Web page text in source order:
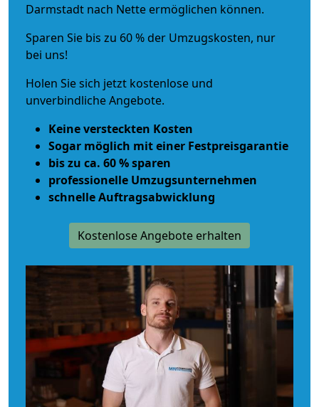
Darmstadt nach Nette ermöglichen können.
Sparen Sie bis zu 60 % der Umzugskosten, nur
bei uns!
Holen Sie sich jetzt kostenlose und
unverbindliche Angebote.
Keine versteckten Kosten
Sogar möglich mit einer Festpreisgarantie
bis zu ca. 60 % sparen
professionelle Umzugsunternehmen
schnelle Auftragsabwicklung
Kostenlose Angebote erhalten